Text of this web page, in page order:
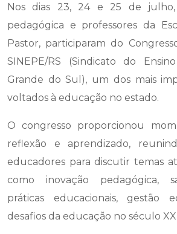
Nos dias 23, 24 e 25 de julho,
pedagógica e professores da
Pastor, participaram do
SINEPE/RS (Sindicato do
Grande do Sul), um dos mais
voltados à educação no estado.
O congresso proporcionou
reflexão e aprendizado,
educadores para discutir temas
como inovação pedagógica,
práticas educacionais, gestão
desafios da educação no século